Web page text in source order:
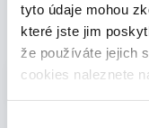
tyto údaje mohou
které jste jim
že používáte jejich
cookies naleznete
31. ledna 2019
Vyberte